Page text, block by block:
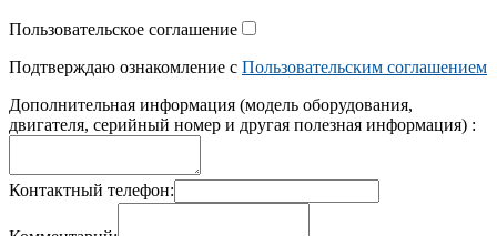
Пользовательское соглашение
Подтверждаю ознакомление с Пользовательским соглашением
Дополнительная информация (модель оборудования,
двигателя, серийный номер и другая полезная информация) :
Контактный телефон: